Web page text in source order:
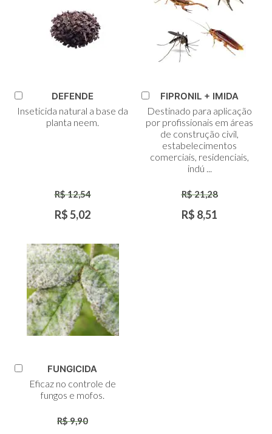
ao
Carrinho
DEFENDE
Inseticida natural a base da
planta neem.
R$ 12,54
R$ 5,02
ao
Carrinho
FIPRONIL + IMIDA
Destinado para aplicação
por profissionais em áreas
de construção civil,
estabelecimentos
comerciais, residenciais,
indú ...
R$ 21,28
R$ 8,51
Carrinho
FUNGICIDA
Eficaz no controle de
fungos e mofos.
R$ 9,90